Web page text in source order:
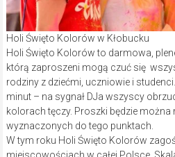
Holi Święto Kolorów w Kłobucku
Holi Święto Kolorów to darmowa,
którą zaproszeni mogą czuć się
rodziny z dziećmi, uczniowie i
minut – na sygnał DJa wszyscy
kolorach tęczy. Proszki będzie można
wyznaczonych do tego punktach.
W tym roku Holi Święto Kolorów
miejscowościach w całej Polsce.